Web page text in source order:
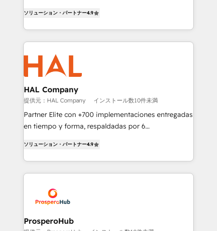
Website design Let’s turn your CRM into your growth
engine!
sales processes to generate growth. Our offer spans
from Strategy to Operations. We specialize in CRM
onboarding and implementation, web design, sales
& marketing automation, and digital marketing. With
extensive experience working with tech companies
and manufacturers since 2002, we are committed to
empowering our clients and developing their
autonomy. Get to grips with HubSpot through
guided implementation and seamless integration of
the CRM platform into your digital ecosystem. Would
marketing strategy? We'll provide support tailored
to your needs and sales objectives. With 125+
Accreditations. Based in Canada (coast to coast), our
services are offered in both English & French.
ソリューション・パートナー4.9
HAL Company
提供元：HAL Company インストール数10件未満
Partner Elite con +700 implementaciones entregadas
en tiempo y forma, respaldadas por 6
Certified Trainers avalados por HubSpot Academy.
Acompañamos a las empresas en cada etapa de su
crecimiento integrando estrategia, tecnología y
reales. Nos caracterizamos por combinar excelencia
técnica con una mirada estratégica a largo plazo.
ソリューション・パートナー4.9
ProsperoHub